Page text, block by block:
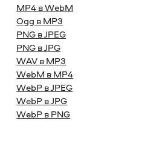
MP4 в WebM
Ogg в MP3
PNG в JPEG
PNG в JPG
WAV в MP3
WebM в MP4
WebP в JPEG
WebP в JPG
WebP в PNG